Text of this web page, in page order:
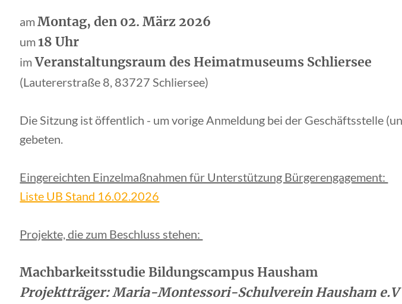
amMontag, den 02. März 2026
um 18 Uhr
imVeranstaltungsraum des Heimatmuseums Schliersee
(Lautererstraße 8, 83727 Schliersee)
Die Sitzung ist öffentlich - um vorige Anmeldung bei der Geschäftsstelle
gebeten.
Eingereichten Einzelmaßnahmen für Unterstützung Bürgerengagement:
Liste UB Stand 16.02.2026
Projekte, die zum Beschluss stehen:
Machbarkeitsstudie Bildungscampus Hausham
Projektträger: Maria-Montessori-Schulverein Hausham e.V